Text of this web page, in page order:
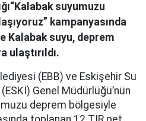
suyumuzu
kampanyasında
Kalabak suyu, deprem
ulaştırıldı.
(EBB) ve Eskişehir Su
Genel Müdürlüğü’nün
deprem bölgesiyle